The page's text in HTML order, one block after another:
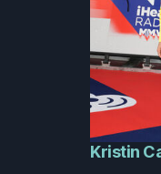
Kristin